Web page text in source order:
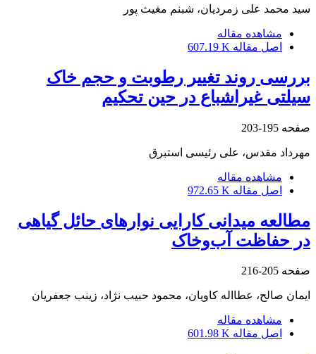
سید محمد علی زمردیان، شبنم مغیث پور
مشاهده مقاله
اصل مقاله 607.19 K
بررسی روند تغییر رطوبت و حجم خاک
سیلتی غیراشباع در حین تحکیم
صفحه 195-203
مهرداد مقدس، علی رئیسی استبرق
مشاهده مقاله
اصل مقاله 972.65 K
مطالعه میدانی کارایی نوارهای حائل گیاهی
در حفاظت آب‌وخاک
صفحه 205-216
ایمان صالح، عطااله کاویان، محمود حبیب نژاد، زینب جعفریان
مشاهده مقاله
اصل مقاله 601.98 K